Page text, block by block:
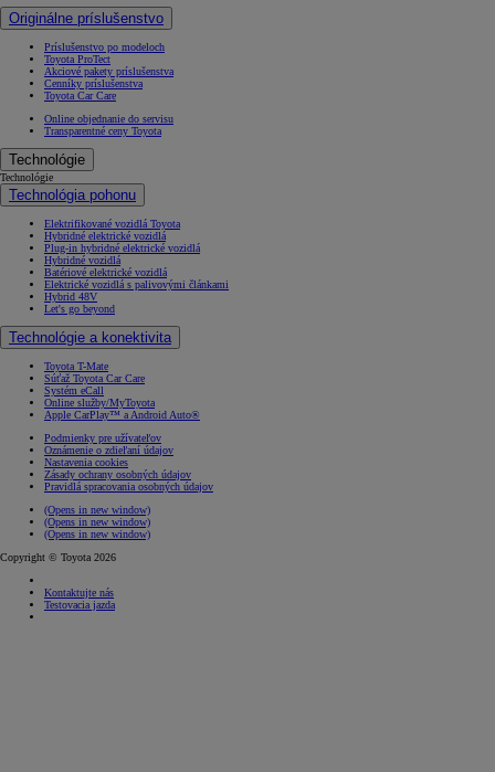
Originálne príslušenstvo
Príslušenstvo po modeloch
Toyota ProTect
Akciové pakety príslušenstva
Cenníky príslušenstva
Toyota Car Care
Online objednanie do servisu
Transparentné ceny Toyota
Technológie
Technológie
Technológia pohonu
Elektrifikované vozidlá Toyota
Hybridné elektrické vozidlá
Plug-in hybridné elektrické vozidlá
Hybridné vozidlá
Batériové elektrické vozidlá
Elektrické vozidlá s palivovými článkami
Hybrid 48V
Let's go beyond
Technológie a konektivita
Toyota T-Mate
Súťaž Toyota Car Care
Systém eCall
Online služby/MyToyota
Apple CarPlay™ a Android Auto®
Podmienky pre užívateľov
Oznámenie o zdieľaní údajov
Nastavenia cookies
Zásady ochrany osobných údajov
Pravidlá spracovania osobných údajov
(Opens in new window)
(Opens in new window)
(Opens in new window)
Copyright © Toyota 2026
Kontaktujte nás
Testovacia jazda